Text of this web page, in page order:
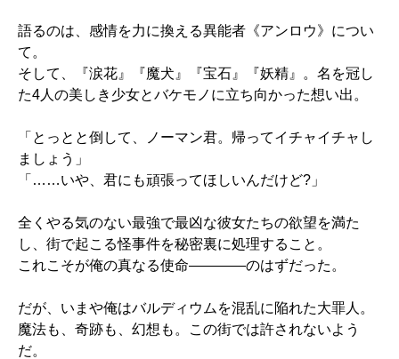
語るのは、感情を力に換える異能者《アンロウ》につい
て。
そして、『涙花』『魔犬』『宝石』『妖精』。名を冠し
た4人の美しき少女とバケモノに立ち向かった想い出。
「とっとと倒して、ノーマン君。帰ってイチャイチャし
ましょう」
「……いや、君にも頑張ってほしいんだけど?」
全くやる気のない最強で最凶な彼女たちの欲望を満た
し、街で起こる怪事件を秘密裏に処理すること。
これこそが俺の真なる使命――――のはずだった。
だが、いまや俺はバルディウムを混乱に陥れた大罪人。
魔法も、奇跡も、幻想も。この街では許されないよう
だ。